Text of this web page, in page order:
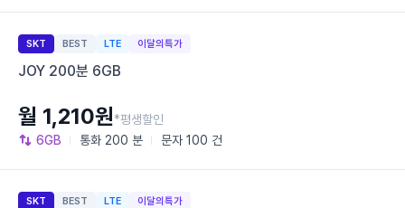
SKT BEST LTE 이달의특가
JOY 200분 6GB
6GB 통화 200 분 문자 100 건
월 1,210원*평생할인
SKT BEST LTE 이달의특가